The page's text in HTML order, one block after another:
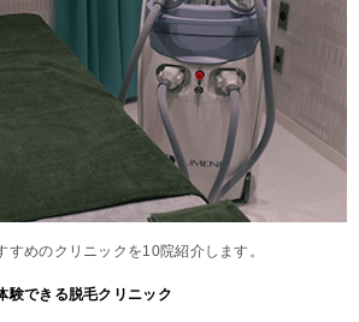
すめのクリニックを10院紹介します。
験できる脱毛クリニック